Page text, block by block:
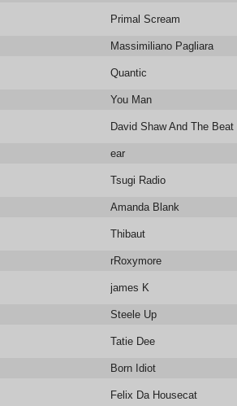
Primal Scream
Massimiliano Pagliara
Quantic
You Man
David Shaw And The Beat
ear
Tsugi Radio
Amanda Blank
Thibaut
rRoxymore
james K
Steele Up
Tatie Dee
Born Idiot
Felix Da Housecat